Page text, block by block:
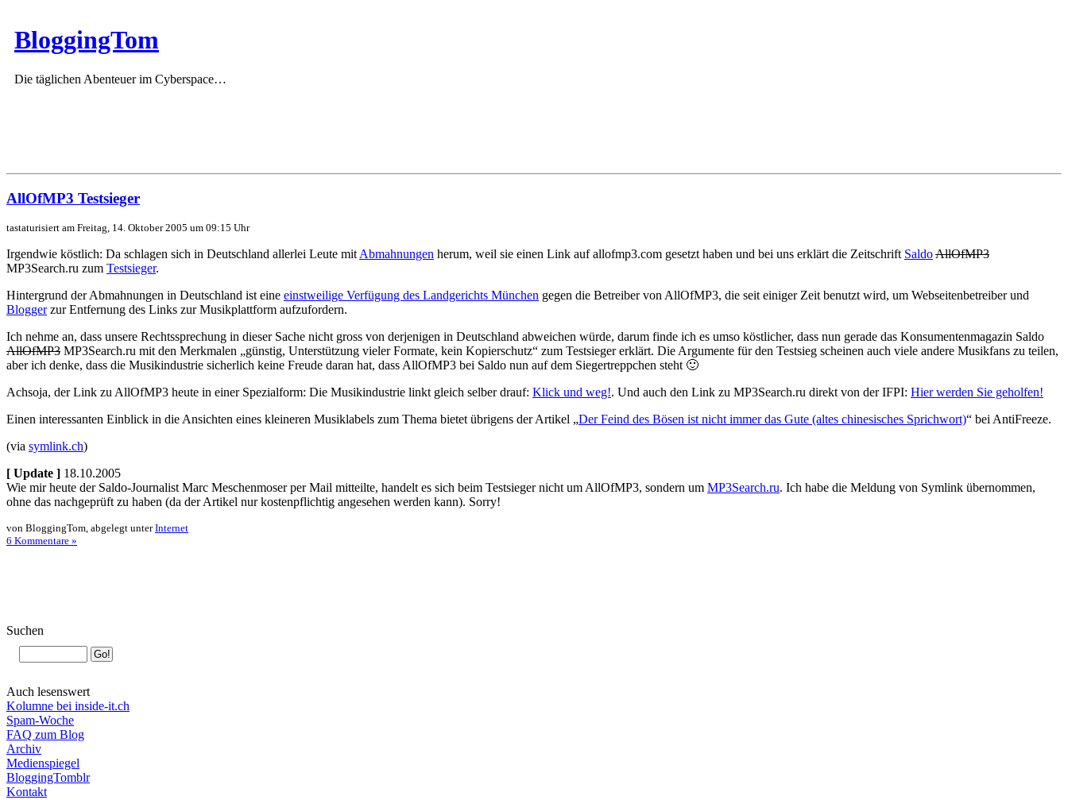
BloggingTom
Die täglichen Abenteuer im Cyberspace…
AllOfMP3 Testsieger
tastaturisiert am Freitag, 14. Oktober 2005 um 09:15 Uhr
Irgendwie köstlich: Da schlagen sich in Deutschland allerlei Leute mitAbmahnungen herum, weil sie einen Link auf allofmp3.com gesetzt haben und bei uns erklärt die Zeitschrift SaldoAllOfMP3
MP3Search.ru zum Testsieger.
Hintergrund der Abmahnungen in Deutschland ist eine einstweilige Verfügung des Landgerichts München gegen die Betreiber von AllOfMP3, die seit einiger Zeit benutzt wird, um Webseitenbetreiber und
Bloggerzur Entfernung des Links zur Musikplattform aufzufordern.
Ich nehme an, dass unsere Rechtssprechung in dieser Sache nicht gross von derjenigen in Deutschland abweichen würde, darum finde ich es umso köstlicher, dass nun gerade das Konsumentenmagazin Saldo
AllOfMP3 MP3Search.ru mit den Merkmalen „günstig, Unterstützung vieler Formate, kein Kopierschutz“ zum Testsieger erklärt. Die Argumente für den Testsieg scheinen auch viele andere Musikfans zu teilen,
aber ich denke, dass die Musikindustrie sicherlich keine Freude daran hat, dass AllOfMP3 bei Saldo nun auf dem Siegertreppchen steht 🙂
Achsoja, der Link zu AllOfMP3 heute in einer Spezialform: Die Musikindustrie linkt gleich selber drauf: Klick und weg!. Und auch den Link zu MP3Search.ru direkt von der IFPI: Hier werden Sie geholfen!
Einen interessanten Einblick in die Ansichten eines kleineren Musiklabels zum Thema bietet übrigens der Artikel „Der Feind des Bösen ist nicht immer das Gute (altes chinesisches Sprichwort)“ bei AntiFreeze.
(via symlink.ch)
[ Update ] 18.10.2005
Wie mir heute der Saldo-Journalist Marc Meschenmoser per Mail mitteilte, handelt es sich beim Testsieger nicht um AllOfMP3, sondern um MP3Search.ru. Ich habe die Meldung von Symlink übernommen,
ohne das nachgeprüft zu haben (da der Artikel nur kostenpflichtig angesehen werden kann). Sorry!
von BloggingTom, abgelegt unterInternet
6 Kommentare »
Suchen
Auch lesenswert
Kolumne bei inside-it.ch
Spam-Woche
FAQ zum Blog
Archiv
Medienspiegel
BloggingTomblr
Kontakt